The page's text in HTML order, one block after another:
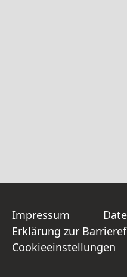
Impressum
Erklärung zur
Cookieeinstellungen